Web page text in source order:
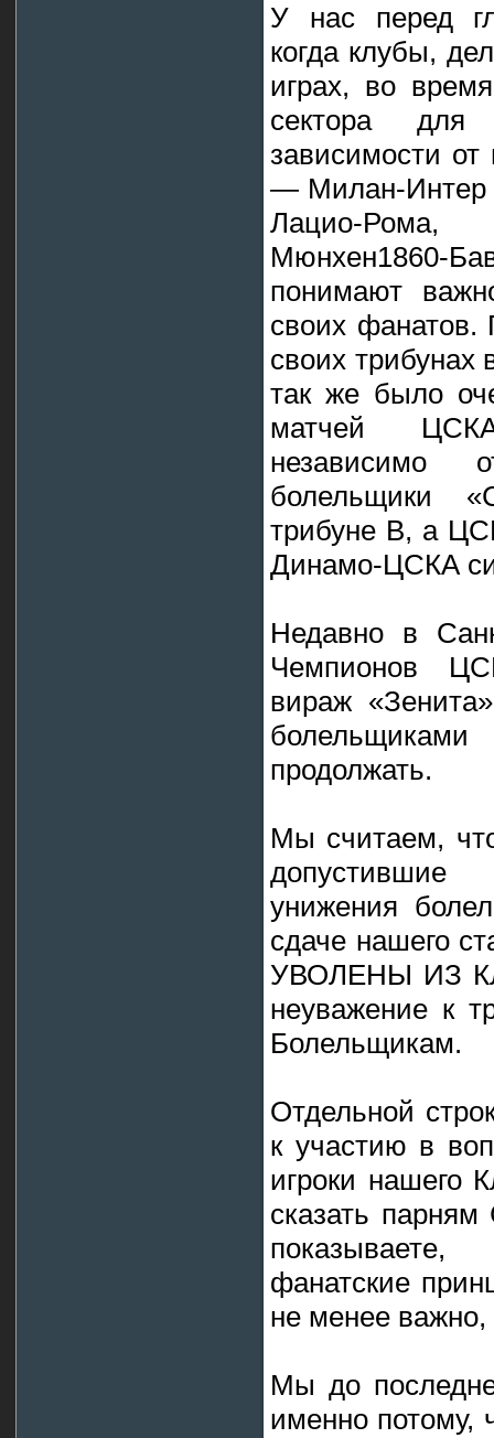
У нас перед
когда клубы,
играх, во
сектора
зависимости от
— Милан-Интер
Лацио-
Мюнхен1860-
понимают
своих фанатов.
своих трибунах
так же было
матчей
независимо
болельщики
трибуне B, а
Динамо-ЦСКА
Недавно в
Чемпионов
вираж
продолжать.
Мы считаем,
унижения
сдаче нашего
УВОЛЕНЫ ИЗ
неуважение к
Болельщикам.
Отдельной
к участию в
игроки нашего
сказать
фанатские
не менее
Мы до
именно